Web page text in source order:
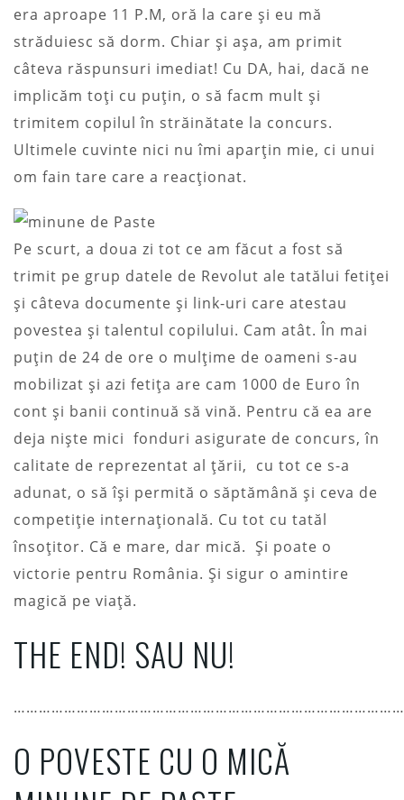
era aproape 11 P.M, oră la care și eu mă
străduiesc să dorm. Chiar și așa, am primit
câteva răspunsuri imediat! Cu DA, hai, dacă ne
implicăm toți cu puțin, o să facm mult și
trimitem copilul în străinătate la concurs.
Ultimele cuvinte nici nu îmi aparțin mie, ci unui
om fain tare care a reacționat.
Pe scurt, a doua zi tot ce am făcut a fost să
trimit pe grup datele de Revolut ale tatălui fetiței
și câteva documente și link-uri care atestau
povestea și talentul copilului. Cam atât. În mai
puțin de 24 de ore o mulțime de oameni s-au
mobilizat și azi fetița are cam 1000 de Euro în
cont și banii continuă să vină. Pentru că ea are
deja niște mici fonduri asigurate de concurs, în
calitate de reprezentat al țării, cu tot ce s-a
adunat, o să își permită o săptămână și ceva de
competiție internațională. Cu tot cu tatăl
însoțitor. Că e mare, dar mică. Și poate o
victorie pentru România. Și sigur o amintire
magică pe viață.
THE END! SAU NU!
O POVESTE CU O MICĂ